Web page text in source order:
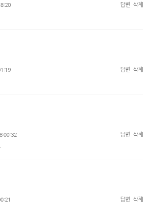
답변 삭제
답변 삭제
00:32 답변 삭제
답변 삭제